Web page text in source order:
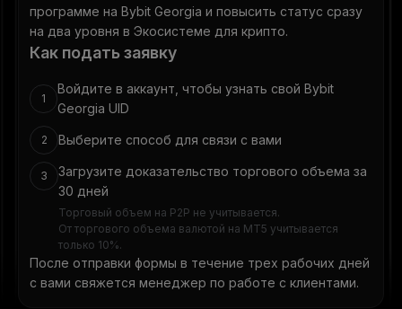
программе на Bybit Georgia и повысить статус сразу
на два уровня в Экосистеме для крипто.
Как подать заявку
1
Войдите в аккаунт, чтобы узнать свой Bybit
Georgia UID
2 Выберите способ для связи с вами
3
Загрузите доказательство торгового объема за
30 дней
Торговый объем на P2P не учитывается.
От торгового объема валютой на MT5 учитывается
только 10%.
После отправки формы в течение трех рабочих дней
с вами свяжется менеджер по работе с клиентами.